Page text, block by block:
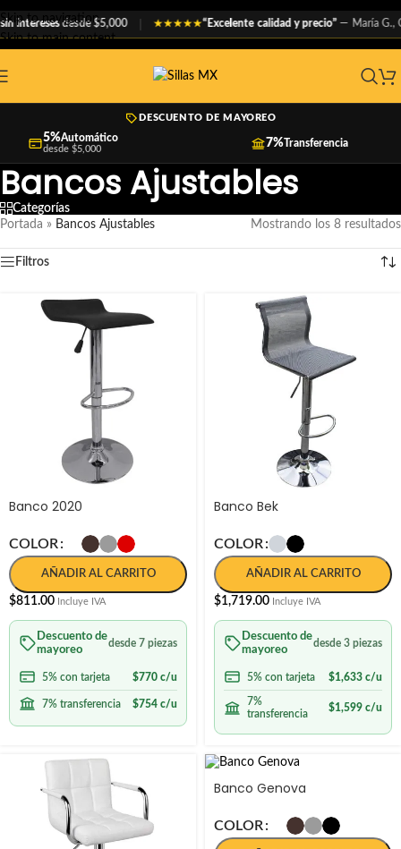
Skip to navigation
Skip to main content
interesesdesde $5,000 ★★★★★“Excelente calidad y precio” — María G.,
DESCUENTO DE MAYOREO
5%Automático
desde $5,000
7%Transferencia
Bancos Ajustables
Categorías
Portada » Bancos Ajustables Mostrando los 8 resultados
Filtros
Banco 2020
COLOR
AÑADIR AL CARRITO
$811.00 Incluye IVA
Descuento de
mayoreo
desde 7 piezas
5% con tarjeta $770 c/u
7% transferencia $754 c/u
Banco Bek
COLOR
AÑADIR AL CARRITO
$1,719.00 Incluye IVA
Descuento de
mayoreo
desde 3 piezas
5% con tarjeta $1,633 c/u
7%
transferencia
$1,599 c/u
Banco Genova
COLOR